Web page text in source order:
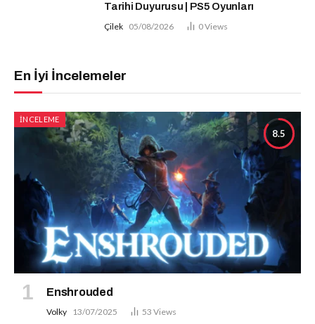
Tarihi Duyurusu | PS5 Oyunları
Çilek 05/08/2026 0Views
En İyi İncelemeler
8.5
İNCELEME
Enshrouded
Volky 13/07/2025 53 Views